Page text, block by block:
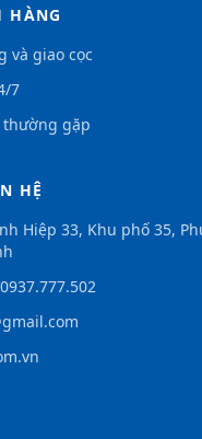
HÀNG
và giao cọc
7
thường gặp
HỆ
Hiệp 33, Khu phố 35,